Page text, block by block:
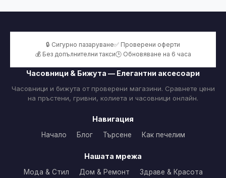
🔒 Сигурно пазаруване✅ Проверени оферти
💰 Без допълнителни такси🕒 Обновяване на 6 часа
Часовници & Бижута — Елегантни аксесоари
Часовници и бижута от проверени магазини. Сравнете цени
на пръстени, гривни, колиета и часовници онлайн.
Навигация
Начало Блог Търсене Как печелим
Нашата мрежа
Мода & Стил Дом & Ремонт
Здраве & Красота